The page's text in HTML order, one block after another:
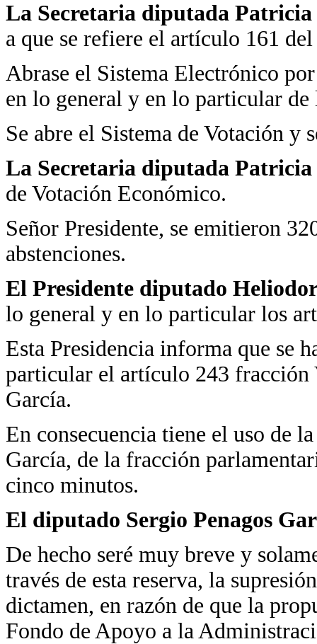
La Secretaria diputada
a que se refiere el artículo 161
Abrase el Sistema Electrónico
en lo general y en lo particular
Se abre el Sistema de Votación y
La Secretaria diputada
de Votación Económico.
Señor Presidente, se emitieron
abstenciones.
El Presidente diputado
lo general y en lo particular los
Esta Presidencia informa que se
particular el artículo 243 fracción
García.
En consecuencia tiene el uso de
García, de la fracción
cinco minutos.
El diputado Sergio Penagos
De hecho seré muy breve y
través de esta reserva, la
dictamen, en razón de que la
Fondo de Apoyo a la